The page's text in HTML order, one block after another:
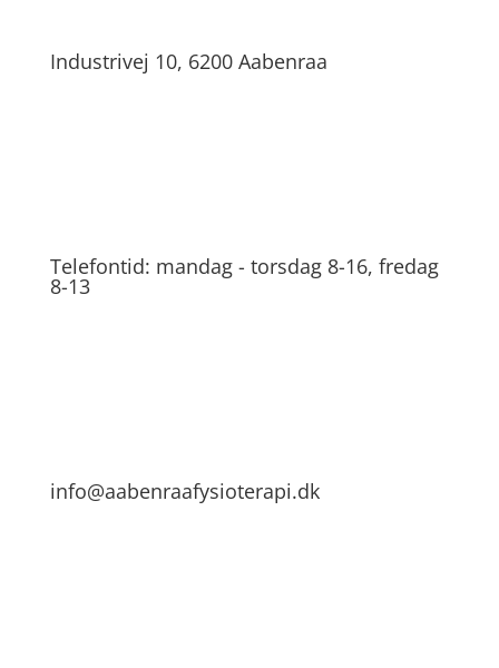
Industrivej 10, 6200 Aabenraa
Telefontid: mandag - torsdag 8-16, fredag
8-13
info@aabenraafysioterapi.dk